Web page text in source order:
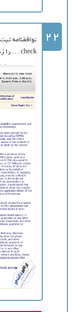
22
check … را زده و گزینه Next را کلیک نمایید.